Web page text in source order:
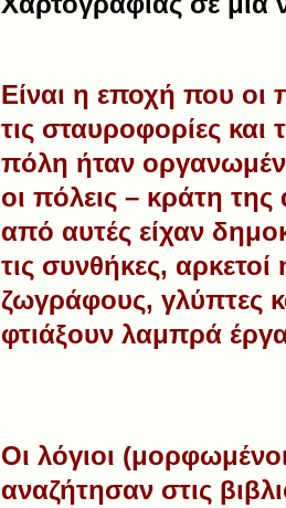
Είναι η εποχή που οι
τις σταυροφορίες και
πόλη ήταν
οι πόλεις – κράτη
από αυτές είχαν
τις συνθήκες,
ζωγράφους, γλύπτες
φτιάξουν λαμπρά
Οι λόγιοι
αναζήτησαν στις